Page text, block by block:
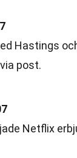
Hastings
post.
Netflix